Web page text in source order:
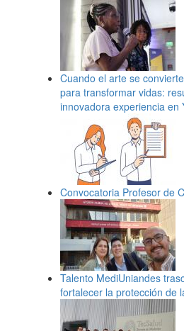
Cuando el arte se
para transformar vidas:
innovadora experiencia en
Convocatoria Profesor de
Talento MediUniandes
fortalecer la protección de